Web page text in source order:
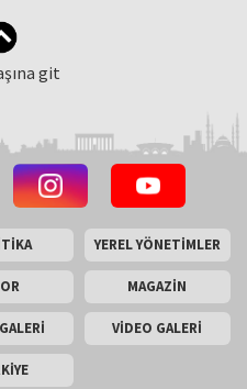
git
YEREL YÖNETİMLER
MAGAZİN
VİDEO GALERİ